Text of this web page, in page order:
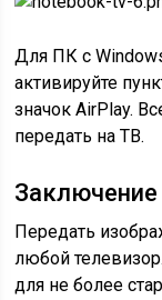
Для ПК с
активируйте
значок AirPlay.
передать на ТВ.
Заключение
Передать
любой
для не более